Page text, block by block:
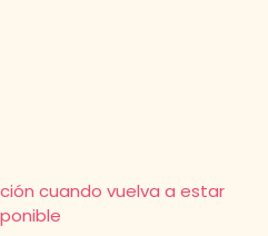
cuando vuelva a estar